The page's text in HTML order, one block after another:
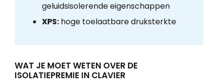
geluidsisolerende eigenschappen
XPS:hoge toelaatbare druksterkte
WAT JE MOET WETEN OVER DE
ISOLATIEPREMIE IN CLAVIER